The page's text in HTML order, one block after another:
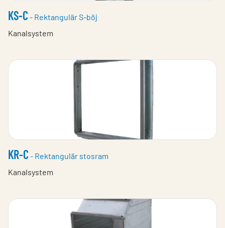
KS-C - Rektangulär S-böj
Kanalsystem
KR-C - Rektangulär stosram
Kanalsystem